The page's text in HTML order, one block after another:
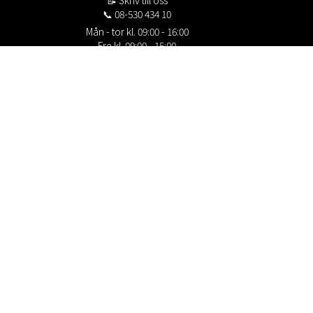
📞 08-530 434 10
Mån - tor kl. 09:00 - 16:00
Fre kl. 09:00 - 15:00